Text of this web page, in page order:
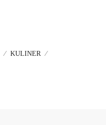
KULINER